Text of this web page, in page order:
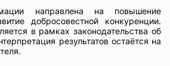
направлена на повышение
добросовестной конкуренции.
в рамках законодательства об
результатов остаётся на